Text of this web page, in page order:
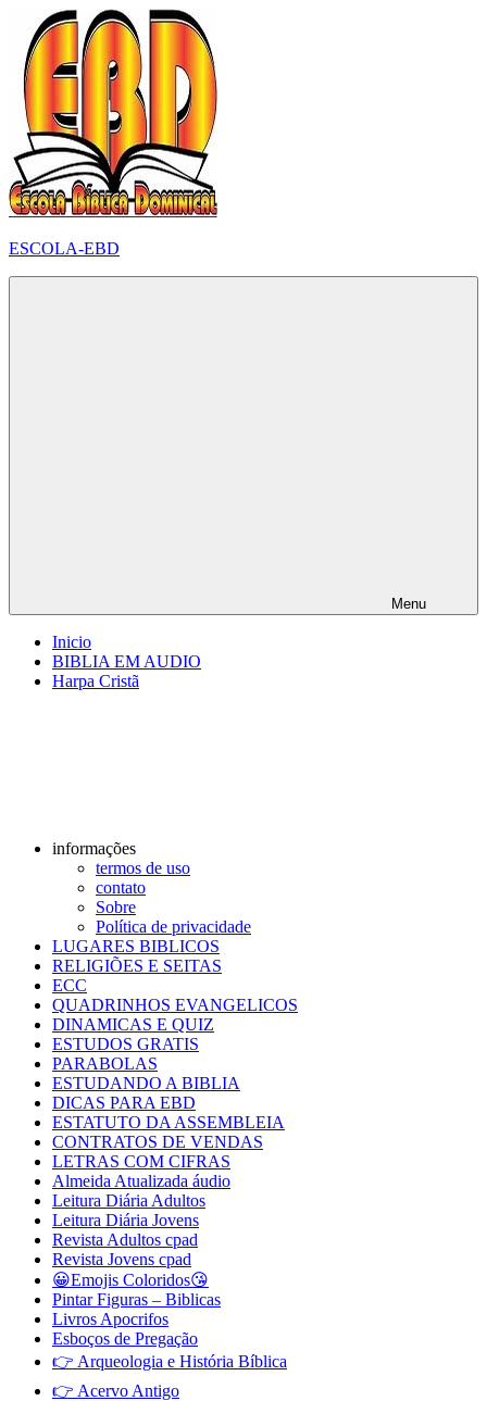
para
conteúdo
ESCOLA-EBD
Menu
Inicio
BIBLIA EM AUDIO
Harpa Cristã
informações
termos de uso
contato
Sobre
Política de privacidade
LUGARES BIBLICOS
RELIGIÕES E SEITAS
ECC
QUADRINHOS EVANGELICOS
DINAMICAS E QUIZ
ESTUDOS GRATIS
PARABOLAS
ESTUDANDO A BIBLIA
DICAS PARA EBD
ESTATUTO DA ASSEMBLEIA
CONTRATOS DE VENDAS
LETRAS COM CIFRAS
Almeida Atualizada áudio
Leitura Diária Adultos
Leitura Diária Jovens
Revista Adultos cpad
Revista Jovens cpad
😀Emojis Coloridos😘
Pintar Figuras – Biblicas
Livros Apocrifos
Esboços de Pregação
👉 Arqueologia e História Bíblica
👉 Acervo Antigo